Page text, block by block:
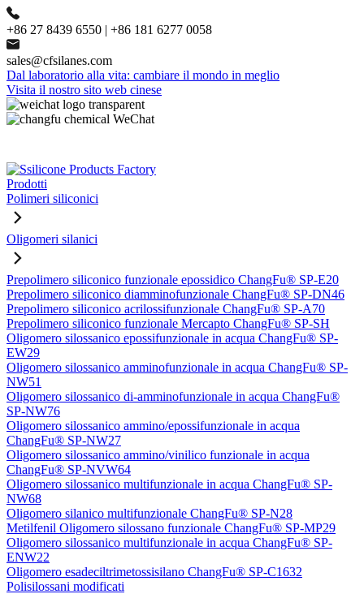
+86 27 8439 6550 | +86 181 6277 0058
sales@cfsilanes.com
Dal laboratorio alla vita: cambiare il mondo in meglio
Visita il nostro sito web cinese
Prodotti
Polimeri siliconici
Oligomeri silanici
Prepolimero siliconico funzionale epossidico ChangFu® SP-E20
Prepolimero siliconico diamminofunzionale ChangFu® SP-DN46
Prepolimero siliconico acrilossifunzionale ChangFu® SP-A70
Prepolimero siliconico funzionale Mercapto ChangFu® SP-SH
Oligomero silossanico epossifunzionale in acqua ChangFu® SP-
EW29
Oligomero silossanico amminofunzionale in acqua ChangFu® SP-
NW51
Oligomero silossanico di-amminofunzionale in acqua ChangFu®
SP-NW76
Oligomero silossanico ammino/epossifunzionale in acqua
ChangFu® SP-NW27
Oligomero silossanico ammino/vinilico funzionale in acqua
ChangFu® SP-NVW64
Oligomero silossanico multifunzionale in acqua ChangFu® SP-
NW68
Oligomero silanico multifunzionale ChangFu® SP-N28
Metilfenil Oligomero silossano funzionale ChangFu® SP-MP29
Oligomero silossanico multifunzionale in acqua ChangFu® SP-
ENW22
Oligomero esadeciltrimetossisilano ChangFu® SP-C1632
Polisilossani modificati